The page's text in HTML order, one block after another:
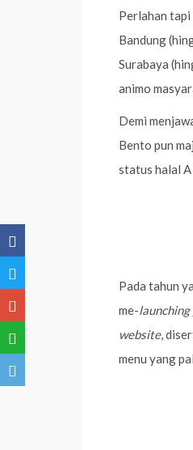
Perlahan tapi
Bandung
Surabaya
animo
Demi
Bento pun
status halal
Pada tahun
me-launching
website,
menu yang